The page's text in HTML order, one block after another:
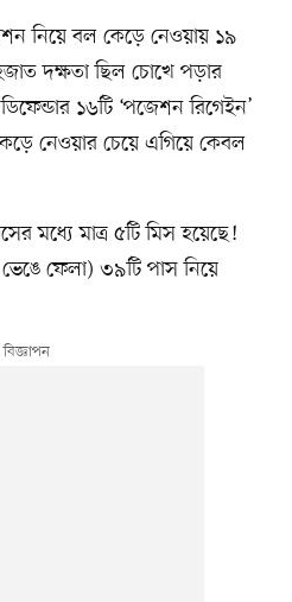
নিয়ে বল কেড়ে নেওয়ায় ১৯
দক্ষতা ছিল চোখে পড়ার
১৬টি ‘পজেশন রিগেইন’
নেওয়ার চেয়ে এগিয়ে কেবল
মধ্যে মাত্র ৫টি মিস হয়েছে!
ফেলা) ৩৯টি পাস নিয়ে